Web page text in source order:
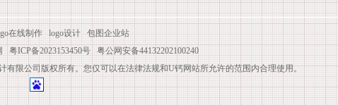
在线制作 logo设计
包图企业站
粤ICP备2023153450号
粤公网安备44132202100240
限公司版权所有。您仅可以在法律法规和U钙网站所允许的范围内合理使用。